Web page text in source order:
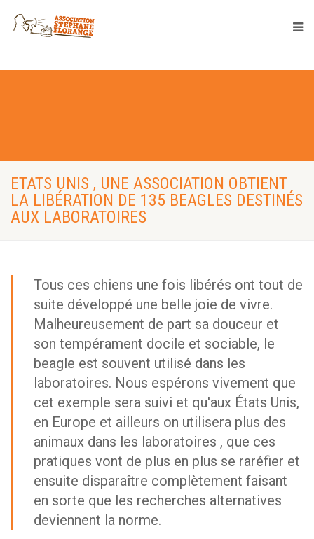
ETATS UNIS , UNE ASSOCIATION OBTIENT
LA LIBÉRATION DE 135 BEAGLES DESTINÉS
AUX LABORATOIRES
Tous ces chiens une fois libérés ont tout de
suite développé une belle joie de vivre.
Malheureusement de part sa douceur et
son tempérament docile et sociable, le
beagle est souvent utilisé dans les
laboratoires. Nous espérons vivement que
cet exemple sera suivi et qu'aux États Unis,
en Europe et ailleurs on utilisera plus des
animaux dans les laboratoires , que ces
pratiques vont de plus en plus se raréfier et
ensuite disparaître complètement faisant
en sorte que les recherches alternatives
deviennent la norme.